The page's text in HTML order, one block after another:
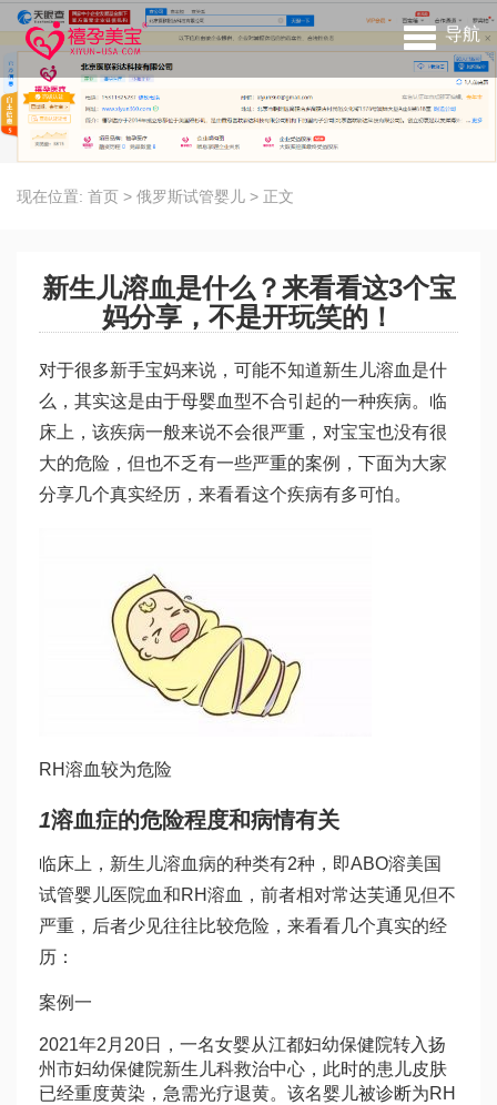
导航
现在位置: 首页 > 俄罗斯试管婴儿 > 正文
新生儿溶血是什么？来看看这3个宝
妈分享，不是开玩笑的！
对于很多新手宝妈来说，可能不知道新生儿溶血是什
么，其实这是由于母婴血型不合引起的一种疾病。临
床上，该疾病一般来说不会很严重，对宝宝也没有很
大的危险，但也不乏有一些严重的案例，下面为大家
分享几个真实经历，来看看这个疾病有多可怕。
RH溶血较为危险
1溶血症的危险程度和病情有关
临床上，新生儿溶血病的种类有2种，即ABO溶美国
试管婴儿医院血和RH溶血，前者相对常达芙通 见但不
严重，后者少见往往比较危险，来看看几个真实的经
历：
案例一
2021年2月20日，一名女婴从江都妇幼保健院转入扬
州市妇幼保健院新生儿科救治中心，此时的患儿皮肤
已经重度黄染，急需光疗退黄。该名婴儿被诊断为RH